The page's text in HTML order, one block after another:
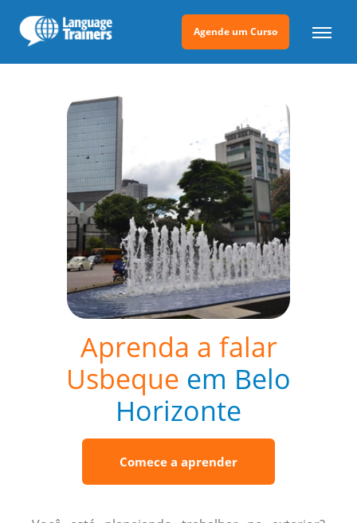
Agende um Curso
Aprenda a falar
Usbeque em Belo
Horizonte
Comece a aprender